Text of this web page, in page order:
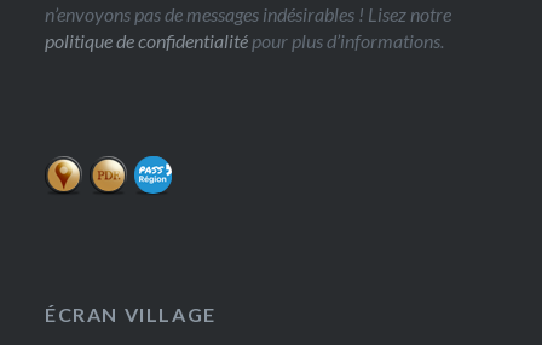
n’envoyons pas de messages indésirables ! Lisez notre
politique de confidentialité pour plus d’informations.
ÉCRAN VILLAGE